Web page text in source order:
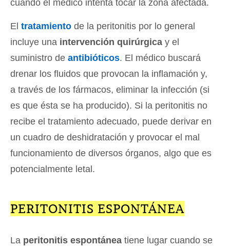
cuando el médico intenta tocar la zona afectada.
El tratamiento de la peritonitis por lo general
incluye una intervención quirúrgica y el
suministro de antibióticos. El médico buscará
drenar los fluidos que provocan la inflamación y,
a través de los fármacos, eliminar la infección (si
es que ésta se ha producido). Si la peritonitis no
recibe el tratamiento adecuado, puede derivar en
un cuadro de deshidratación y provocar el mal
funcionamiento de diversos órganos, algo que es
potencialmente letal.
PERITONITIS ESPONTÁNEA
La peritonitis espontánea tiene lugar cuando se